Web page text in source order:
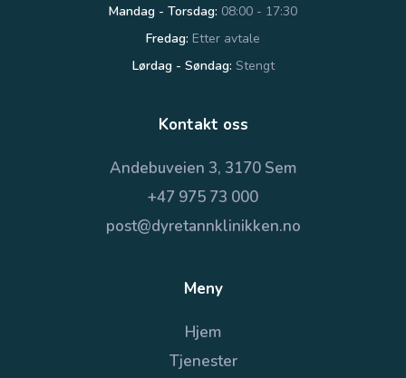
Mandag - Torsdag: 08:00 - 17:30
Fredag: Etter avtale
Lørdag - Søndag: Stengt
Kontakt oss
Andebuveien 3, 3170 Sem
+47 975 73 000
post@dyretannklinikken.no
Meny
Hjem
Tjenester